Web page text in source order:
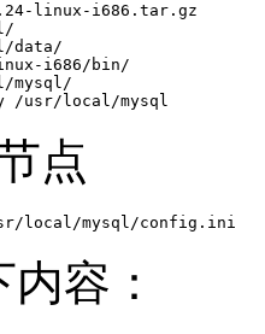
linux-i686.tar.gz
data/
i686/bin/
mysql/
点
容：